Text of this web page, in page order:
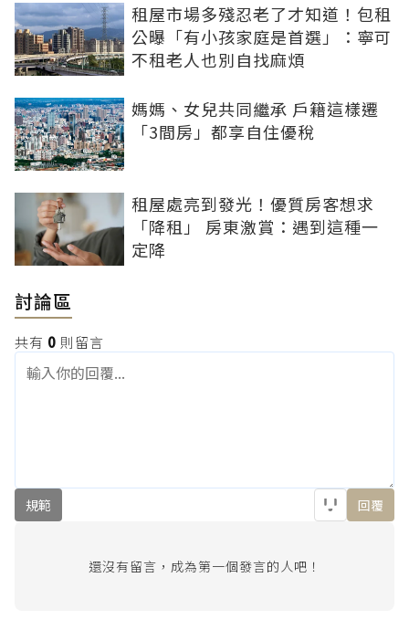
租屋市場多殘忍老了才知道！包租
公曝「有小孩家庭是首選」：寧可
不租老人也別自找麻煩
媽媽、女兒共同繼承 戶籍這樣遷
「3間房」都享自住優稅
租屋處亮到發光！優質房客想求
「降租」 房東激賞：遇到這種一
定降
討論區
共有 0 則留言
規範 回覆
還沒有留言，成為第一個發言的人吧！